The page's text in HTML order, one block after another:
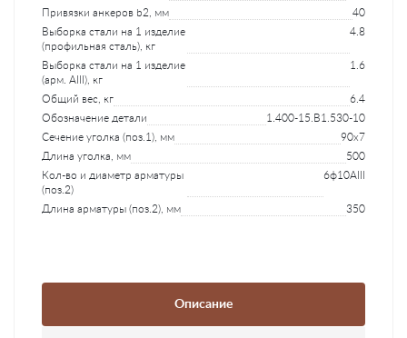
Привязки анкеров b2, мм
40
Выборка стали на 1 изделие
(профильная сталь), кг
4.8
Выборка стали на 1 изделие
(арм. AIII), кг
1.6
Общий вес, кг
6.4
Обозначение детали
1.400-15.B1.530-10
Сечение уголка (поз.1), мм
90x7
Длина уголка, мм
500
Кол-во и диаметр арматуры
(поз.2)
6ф10AIII
Длина арматуры (поз.2), мм 350
Описание